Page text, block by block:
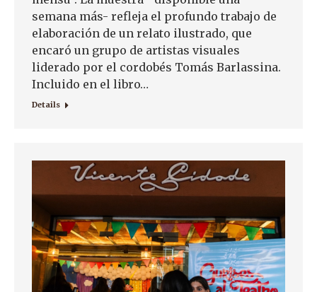
semana más- refleja el profundo trabajo de
elaboración de un relato ilustrado, que
encaró un grupo de artistas visuales
liderado por el cordobés Tomás Barlassina.
Incluido en el libro…
Details